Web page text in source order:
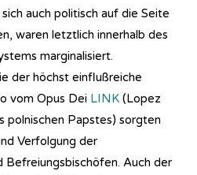
auch politisch auf die Seite
waren letztlich innerhalb des
marginalisiert.
der höchst einflußreiche
vom Opus Dei LINK (Lopez
polnischen Papstes) sorgten
Verfolgung der
Befreiungsbischöfen. Auch der